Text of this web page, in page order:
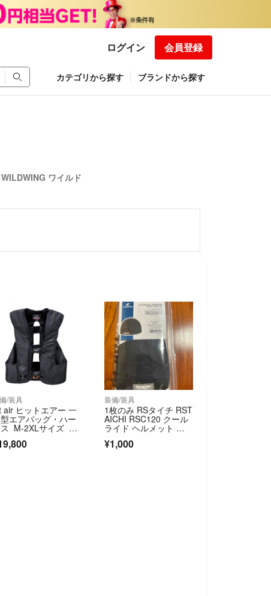
ログイン 会員登録
カテゴリから探す ブランドから探す
ワイルド
/装具
air ヒットエアー 一
エアバッグ・ハー
M-2XLサイズ バ
ク 乗馬
装備/装具
1枚のみ RSタイチ RST
AICHI RSC120 クール
ライド ヘルメット イ
ンナーキャップ BLAC
K ONE SIZE
¥1,000